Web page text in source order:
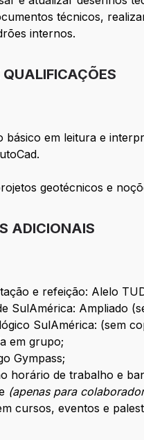
técnicos,
internos.
QUALIFICAÇÕES
básico em leitura e
geotécnicos e
ADICIONAIS
e refeição: Alelo
SulAmérica: Ampliado
SulAmérica: (sem
em grupo;
Gympass;
horário de trabalho e
(apenas para
cursos, eventos e